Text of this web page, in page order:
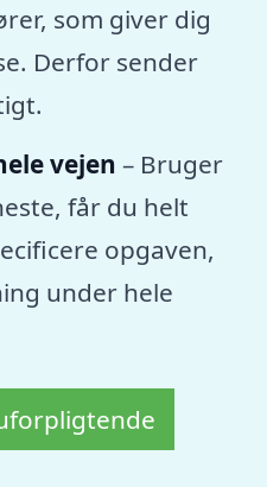
som giver dig
Derfor sender
vejen – Bruger
får du helt
opgaven,
under hele